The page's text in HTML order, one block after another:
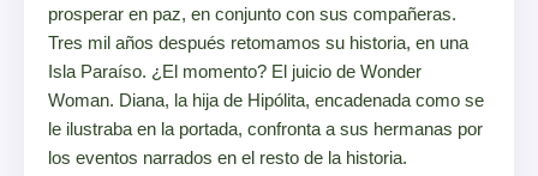
prosperar en paz, en conjunto con sus compañeras.
Tres mil años después retomamos su historia, en una
Isla Paraíso. ¿El momento? El juicio de Wonder
Woman. Diana, la hija de Hipólita, encadenada como se
le ilustraba en la portada, confronta a sus hermanas por
los eventos narrados en el resto de la historia.